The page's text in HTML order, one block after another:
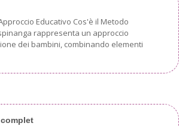
Educativo Cos'è il Metodo
rappresenta un approccio
dei bambini, combinando elementi